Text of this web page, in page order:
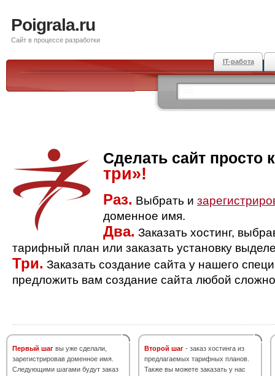
Poigrala.ru
Сайт в процессе разработки
IT-работа
Сделать сайт просто
три»!
Раз. Выбрать и
доменное имя.
Два. Заказать хостинг,
тарифный план или заказать установку
Три. Заказать создание сайта у нашего
предложить вам создание сайта любой
Первый шаг вы уже сделали,
зарегистрировав доменное имя.
Следующими шагами будут заказ
Второй шаг - заказ хостинга из
предлагаемых тарифных планов.
Также вы можете заказать у нас